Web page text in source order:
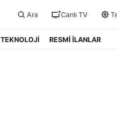
Ara Canlı TV
TEKNOLOJİ RESMİ İLANLAR